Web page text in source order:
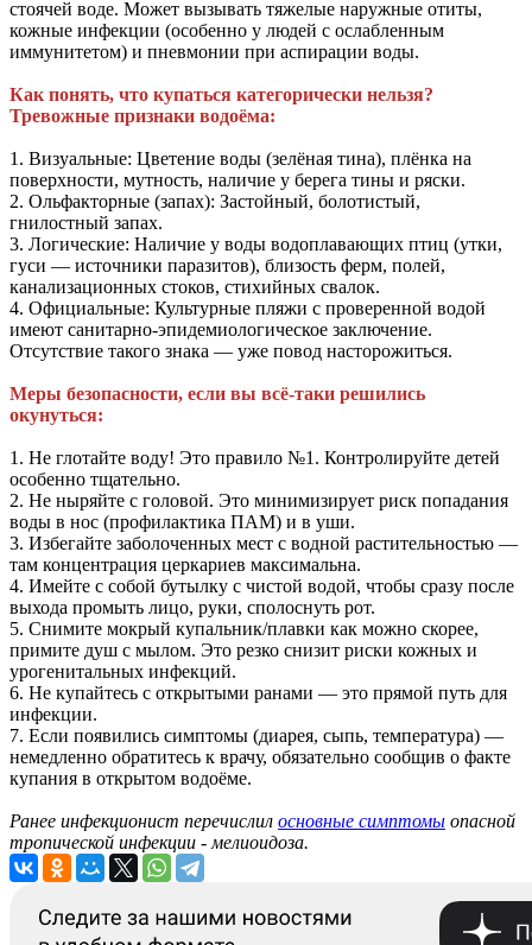
стоячей воде. Может вызывать тяжелые наружные отиты,
кожные инфекции (особенно у людей с ослабленным
иммунитетом) и пневмонии при аспирации воды.
Как понять, что купаться категорически нельзя?
Тревожные признаки водоёма:
1. Визуальные: Цветение воды (зелёная тина), плёнка на
поверхности, мутность, наличие у берега тины и ряски.
2. Ольфакторные (запах): Застойный, болотистый,
гнилостный запах.
3. Логические: Наличие у воды водоплавающих птиц (утки,
гуси — источники паразитов), близость ферм, полей,
канализационных стоков, стихийных свалок.
4. Официальные: Культурные пляжи с проверенной водой
имеют санитарно-эпидемиологическое заключение.
Отсутствие такого знака — уже повод насторожиться.
Меры безопасности, если вы всё-таки решились
окунуться:
1. Не глотайте воду! Это правило №1. Контролируйте детей
особенно тщательно.
2. Не ныряйте с головой. Это минимизирует риск попадания
воды в нос (профилактика ПАМ) и в уши.
3. Избегайте заболоченных мест с водной растительностью —
там концентрация церкариев максимальна.
4. Имейте с собой бутылку с чистой водой, чтобы сразу после
выхода промыть лицо, руки, сполоснуть рот.
5. Снимите мокрый купальник/плавки как можно скорее,
примите душ с мылом. Это резко снизит риски кожных и
урогенитальных инфекций.
6. Не купайтесь с открытыми ранами — это прямой путь для
инфекции.
7. Если появились симптомы (диарея, сыпь, температура) —
немедленно обратитесь к врачу, обязательно сообщив о факте
купания в открытом водоёме.
Ранее инфекционист перечислил основные симптомы опасной
тропической инфекции - мелиоидоза.